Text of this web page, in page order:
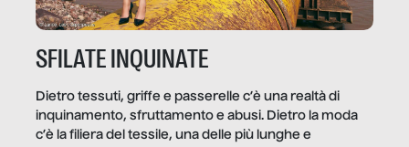
SFILATE INQUINATE
Dietro tessuti, griffe e passerelle c’è una realtà di
inquinamento, sfruttamento e abusi. Dietro la moda
c’è la filiera del tessile, una delle più lunghe e